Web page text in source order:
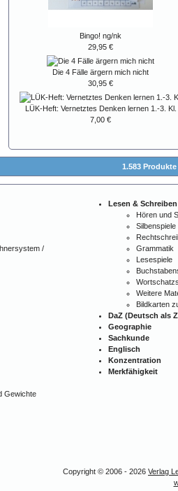
Bingo! ng/nk
29,95 €
Die 4 Fälle ärgern mich nicht
30,95 €
LÜK-Heft: Vernetztes Denken lernen 1.-3. Kl.
7,00 €
1.583
/
Gewichte
Lesen & Schreiben
Hören und
Silbenspiele
Grammatik
Lesespiele
Weitere
Bildkarten
DaZ (Deutsch als
Geographie
Sachkunde
Englisch
Konzentration
Merkfähigkeit
Copyright © 2006 - 2026 Verlag